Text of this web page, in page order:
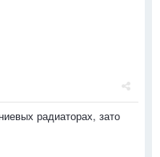
радиаторах, зато